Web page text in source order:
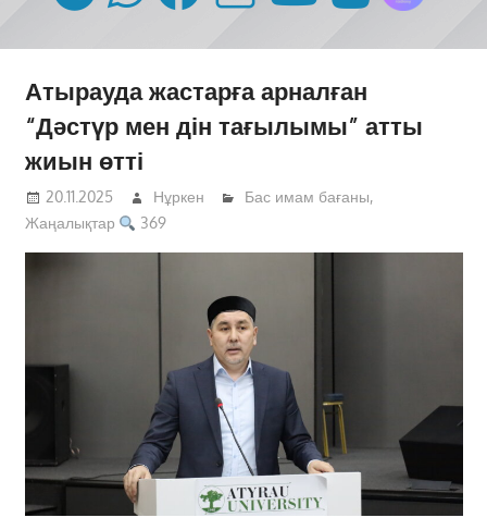
Атырауда жастарға арналған
“Дәстүр мен дін тағылымы” атты
жиын өтті
20.11.2025 Нұркен Бас имам бағаны,
Жаңалықтар
369